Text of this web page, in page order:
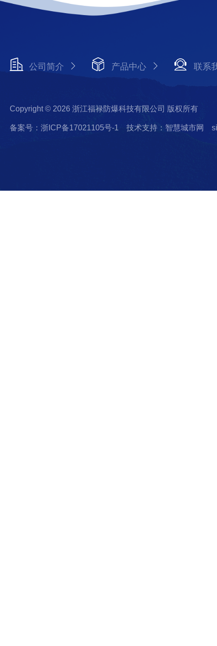
公司简介 产品中心 联系
Copyright © 2026 浙江福禄防爆科技有限公司 版权所有
备案号：浙ICP备17021105号-1 技术支持：智慧城市网